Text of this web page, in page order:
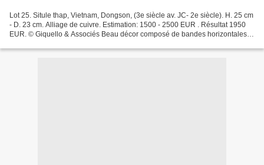
Lot 25. Situle thap, Vietnam, Dongson, (3e siècle av. JC- 2e siècle). H. 25 cm
- D. 23 cm. Alliage de cuivre. Estimation: 1500 - 2500 EUR . Résultat 1950
EUR. © Giquello & Associés Beau décor composé de bandes horizontales